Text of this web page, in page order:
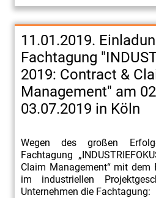
11.01.2019.
Fachtagung
2019: Contract &
Management" am
03.07.2019 in Köln
Wegen des großen
Fachtagung
Claim Management“ mit
im industriellen
Unternehmen die Fachtagung: